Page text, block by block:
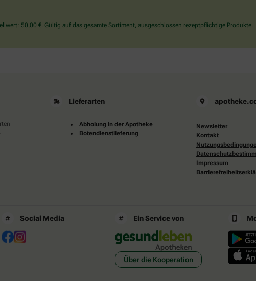
50,00 €. Gültig auf das gesamte Sortiment, ausgeschlossen rezeptpflichtige Produkte.
Lieferarten
Abholung in der Apotheke
Botendienstlieferung
Newsletter
Kontakt
Impressum
Social Media Ein Service von
Über die Kooperation